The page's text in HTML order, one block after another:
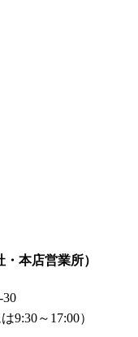
・本店営業所）
9:30～17:00）